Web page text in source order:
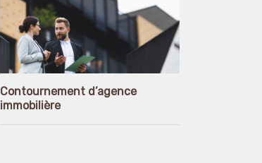
Contournement d’agence
immobilière